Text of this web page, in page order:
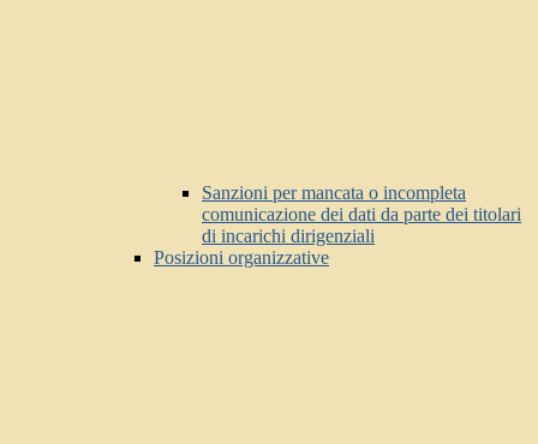
Sanzioni per mancata o incompleta
comunicazione dei dati da parte dei titolari
di incarichi dirigenziali
Posizioni organizzative